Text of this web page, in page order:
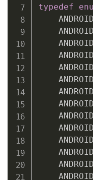
typedef